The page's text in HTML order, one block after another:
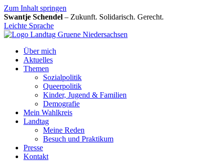
Zum Inhalt springen
Swantje Schendel – Zukunft. Solidarisch. Gerecht.
Leichte Sprache
Über mich
Aktuelles
Themen
Sozialpolitik
Queerpolitik
Kinder, Jugend & Familien
Demografie
Mein Wahlkreis
Landtag
Meine Reden
Besuch und Praktikum
Presse
Kontakt